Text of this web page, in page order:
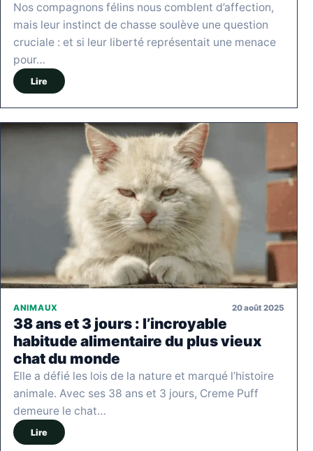
Nos compagnons félins nous comblent d’affection,
mais leur instinct de chasse soulève une question
cruciale : et si leur liberté représentait une menace
pour…
Lire
ANIMAUX 20 août 2025
38 ans et 3 jours : l’incroyable
habitude alimentaire du plus vieux
chat du monde
Elle a défié les lois de la nature et marqué l’histoire
animale. Avec ses 38 ans et 3 jours, Creme Puff
demeure le chat…
Lire